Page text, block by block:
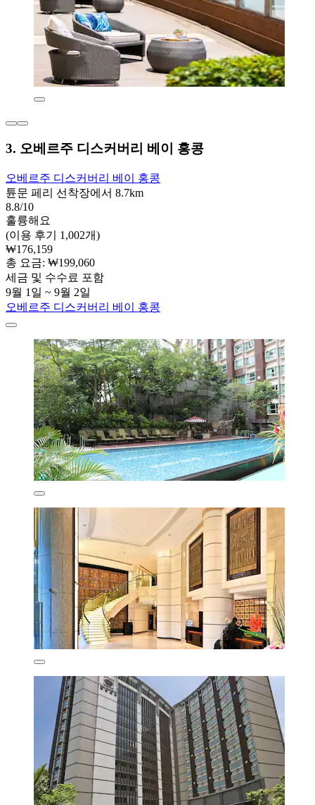
3. 오베르주 디스커버리 베이 홍콩
오베르주 디스커버리 베이 홍콩
튠문 페리 선착장에서 8.7km
8.8/10
훌륭해요
(이용 후기 1,002개)
₩176,159
총 요금: ₩199,060
세금 및 수수료 포함
9월 1일 ~ 9월 2일
오베르주 디스커버리 베이 홍콩